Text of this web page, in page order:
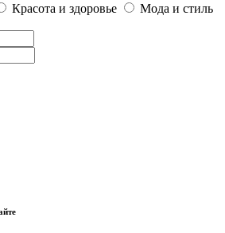
Красота и здоровье
Мода и стиль